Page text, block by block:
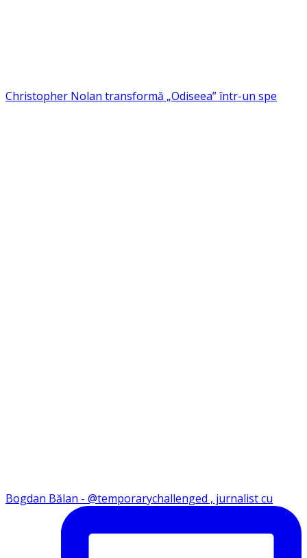
Christopher Nolan transformă „Odiseea” într-un spe
Bogdan Bălan - @temporarychallenged , jurnalist cu